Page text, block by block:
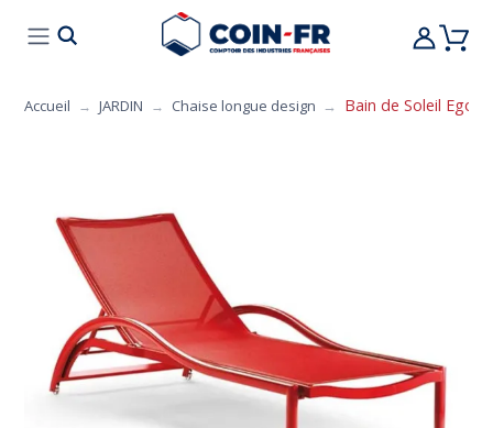
CUISINE MOBILIER
Accueil JARDIN Chaise longue design Bain de Soleil Ego